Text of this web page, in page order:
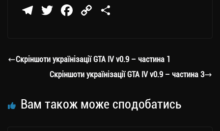
Te
a
T
er
Fa
ok
C
Li
nk
ли
ти
Скріншоти українізації GTA IV v0.9 – частина 1
Скріншоти українізації GTA IV v0.9 – частина 3
Вам також може сподобатись